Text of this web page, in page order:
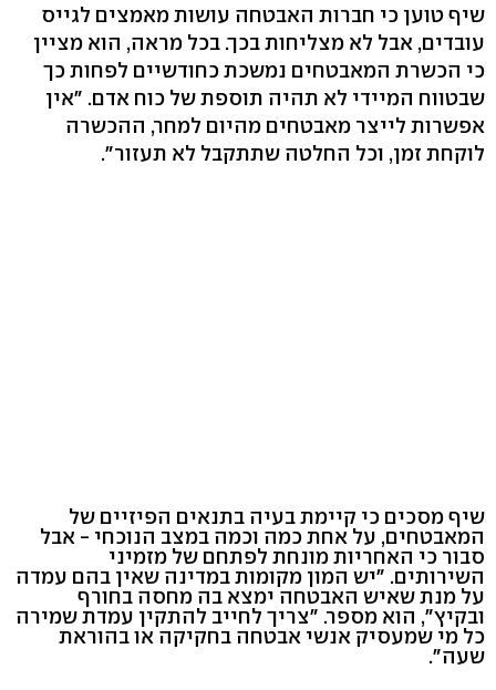
שיף טוען כי חברות האבטחה עושות מאמצים לגייס
עובדים, אבל לא מצליחות בכך. בכל מראה, הוא מציין
כי הכשרת המאבטחים נמשכת כחודשיים לפחות כך
שבטווח המיידי לא תהיה תוספת של כוח אדם. "אין
אפשרות לייצר מאבטחים מהיום למחר, ההכשרה
לוקחת זמן, וכל החלטה שתתקבל לא תעזור".
שיף מסכים כי קיימת בעיה בתנאים הפיזיים של
המאבטחים, על אחת כמה וכמה במצב הנוכחי - אבל
סבור כי האחריות מונחת לפתחם של מזמיני
השירותים. "יש המון מקומות במדינה שאין בהם עמדה
על מנת שאיש האבטחה ימצא בה מחסה בחורף
ובקיץ", הוא מספר. "צריך לחייב להתקין עמדת שמירה
כל מי שמעסיק אנשי אבטחה בחקיקה או בהוראת
שעה".